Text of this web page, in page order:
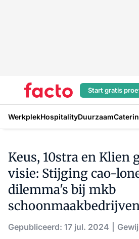
Start gratis
WerkplekHospitalityDuurzaam
Keus, 10stra en Klien
visie: Stijging cao-
dilemma's bij mkb
Gepubliceerd: 17 jul. 2024